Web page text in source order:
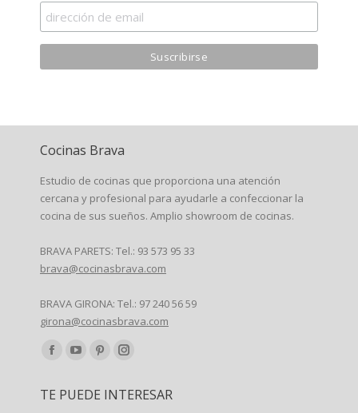
Cocinas Brava
Estudio de cocinas que proporciona una atención
cercana y profesional para ayudarle a confeccionar la
cocina de sus sueños. Amplio showroom de cocinas.
BRAVA PARETS: Tel.: 93 573 95 33
brava@cocinasbrava.com
BRAVA GIRONA: Tel.: 97 240 56 59
girona@cocinasbrava.com
Encuéntranos en:
Facebook
opens
YouTube
opens
Pinterest
opens
Instagram
opens
TE PUEDE INTERESAR